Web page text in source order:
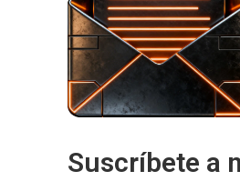
Suscríbete a